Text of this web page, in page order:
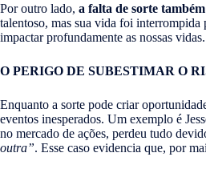
Por outro lado, a falta de sorte
talentoso, mas sua vida foi interrompida
impactar profundamente as nossas vidas.
O PERIGO DE SUBESTIMAR O
Enquanto a sorte pode criar
eventos inesperados. Um exemplo é
no mercado de ações, perdeu tudo
outra”. Esse caso evidencia que, por